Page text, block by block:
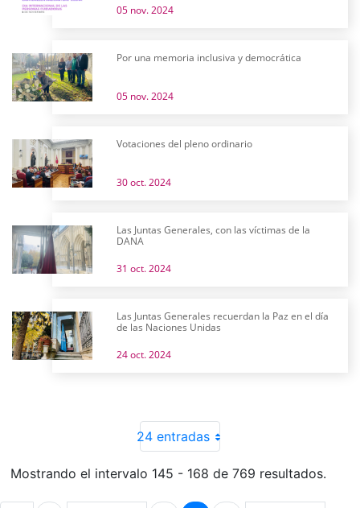
05 nov. 2024
Por una memoria inclusiva y democrática
05 nov. 2024
Votaciones del pleno ordinario
30 oct. 2024
Las Juntas Generales, con las víctimas de la
DANA
31 oct. 2024
Las Juntas Generales recuerdan la Paz en el día
de las Naciones Unidas
24 oct. 2024
24 entradas
Mostrando el intervalo 145 - 168 de 769 resultados.